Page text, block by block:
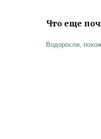
Что еще
Водоросли,